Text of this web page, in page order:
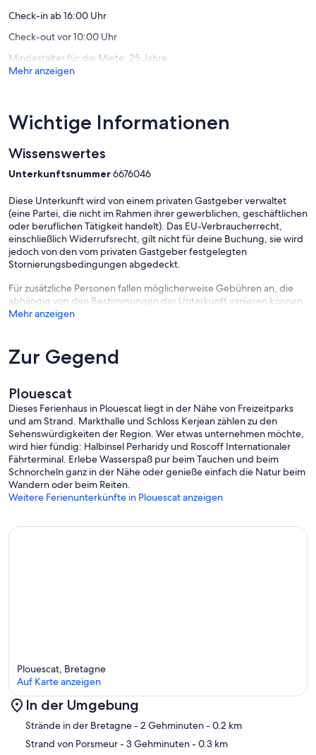
Check-in ab 16:00 Uhr
Check-out vor 10:00 Uhr
Mindestalter für die Miete: 25 Jahre
Mehr anzeigen
Wichtige Informationen
Wissenswertes
Unterkunftsnummer6676046
Diese Unterkunft wird von einem privaten Gastgeber verwaltet
(eine Partei, die nicht im Rahmen ihrer gewerblichen, geschäftlichen
oder beruflichen Tätigkeit handelt). Das EU-Verbraucherrecht,
einschließlich Widerrufsrecht, gilt nicht für deine Buchung, sie wird
jedoch von den vom privaten Gastgeber festgelegten
Stornierungsbedingungen abgedeckt.
Für zusätzliche Personen fallen möglicherweise Gebühren an, die
abhängig von den Bestimmungen der Unterkunft variieren können.
Mehr anzeigen
Zur Gegend
Plouescat
Dieses Ferienhaus in Plouescat liegt in der Nähe von Freizeitparks
und am Strand. Markthalle und Schloss Kerjean zählen zu den
Sehenswürdigkeiten der Region. Wer etwas unternehmen möchte,
wird hier fündig: Halbinsel Perharidy und Roscoff Internationaler
Fährterminal. Erlebe Wasserspaß pur beim Tauchen und beim
Schnorcheln ganz in der Nähe oder genieße einfach die Natur beim
Wandern oder beim Reiten.
Weitere Ferienunterkünfte in Plouescat anzeigen
Karte
Plouescat, Bretagne
Auf Karte anzeigen
In der Umgebung
Strände in der Bretagne- 2 Gehminuten- 0.2 km
Strand von Porsmeur- 3 Gehminuten- 0.3 km